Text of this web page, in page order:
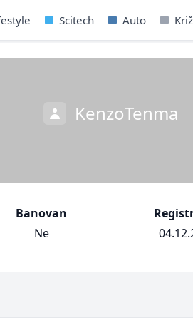
Scitech Auto
KenzoTenma
Banovan
Ne